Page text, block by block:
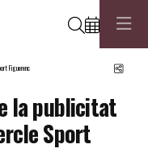
Cerca
Figuerenc
la publicitat
Sport